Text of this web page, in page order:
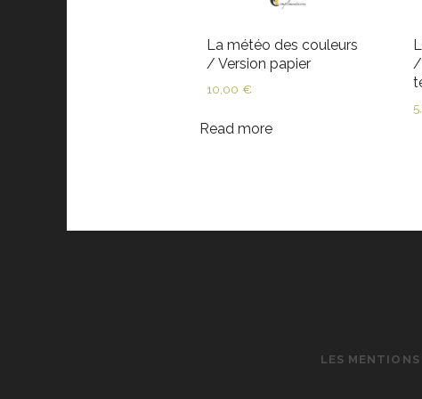
La météo des couleurs
/ Version papier
10,00 €
Read more
/
LES